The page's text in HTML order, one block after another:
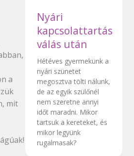
a
mit
Nyári
kapcsolattartás
válás után
Hétéves gyermekünk a
nyári szünetet
megosztva tölti nálunk,
de az egyik szülőnél
nem szeretne annyi
időt maradni. Mikor
tartsuk a kereteket, és
mikor legyünk
rugalmasak?